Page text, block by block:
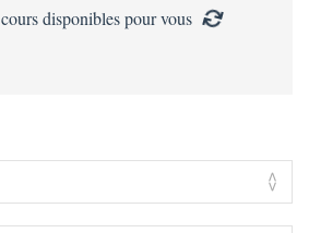
cours disponibles pour vous